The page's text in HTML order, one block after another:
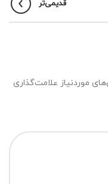
قدیمی‌تر
موردنیاز علامت‌گذاری